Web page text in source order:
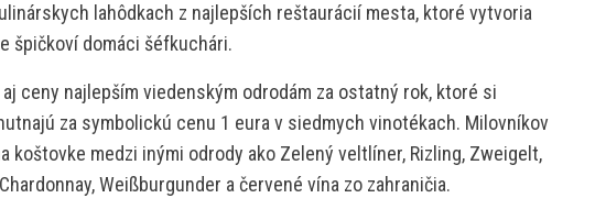
lahôdkach z najlepších reštaurácií mesta, ktoré vytvoria
špičkoví domáci šéfkuchári.
ceny najlepším viedenským odrodám za ostatný rok, ktoré si
za symbolickú cenu 1 eura v siedmych vinotékach. Milovníkov
koštovke medzi inými odrody ako Zelený veltlíner, Rizling, Zweigelt,
Weißburgunder a červené vína zo zahraničia.